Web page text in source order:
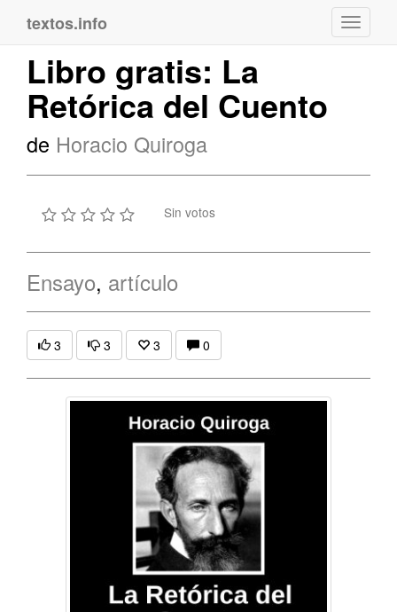
textos.info
Libro gratis: La
Retórica del Cuento
de Horacio Quiroga
Sin votos
Ensayo, artículo
3 3 3 0